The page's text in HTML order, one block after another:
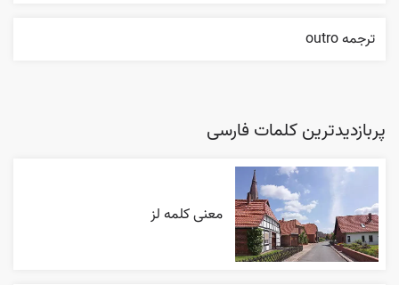
ترجمه outro
پربازدیدترین کلمات فارسی
معنی کلمه لز